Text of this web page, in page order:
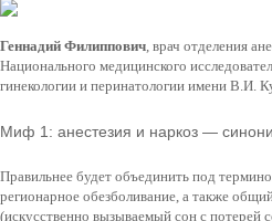
Геннадий Филиппович, врач отделения
Национального медицинского
гинекологии и перинатологии имени В.И.
Миф 1: анестезия и наркоз —
Правильнее будет объединить под
регионарное обезболивание, а также
(искусственно вызываемый сон с потерей